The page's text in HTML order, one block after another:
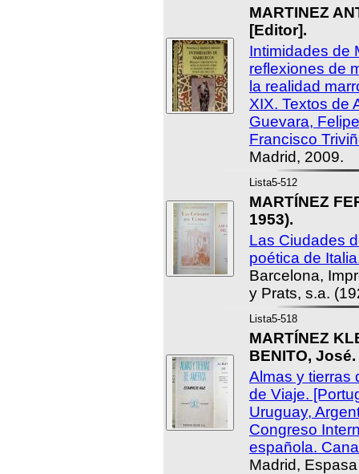
MARTINEZ
[Editor].
Intimidades de
reflexiones de
la realidad
XIX. Textos de
Guevara,
Francisco
Madrid, 2009.
Lista5-512
MARTÍNEZ
1953).
Las Ciudades
poética de
Barcelona,
y Prats, s.a.
Lista5-518
MARTÍNEZ
BENITO, José.
Almas y tierras
de Viaje.
Uruguay,
Congreso
española.
Madrid,